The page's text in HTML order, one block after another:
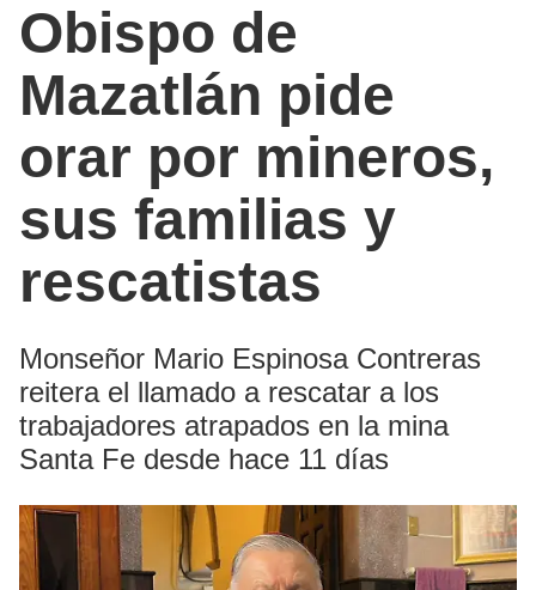
Obispo de
Mazatlán pide
orar por mineros,
sus familias y
rescatistas
Monseñor Mario Espinosa Contreras
reitera el llamado a rescatar a los
trabajadores atrapados en la mina
Santa Fe desde hace 11 días